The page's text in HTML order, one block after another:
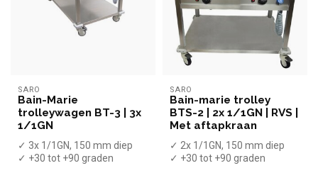
SARO
Bain-Marie
trolleywagen BT-3 | 3x
1/1GN
✓ 3x 1/1GN, 150 mm diep
✓ +30 tot +90 graden
SARO
Bain-marie trolley
BTS-2 | 2x 1/1GN | RVS |
Met aftapkraan
✓ 2x 1/1GN, 150 mm diep
✓ +30 tot +90 graden